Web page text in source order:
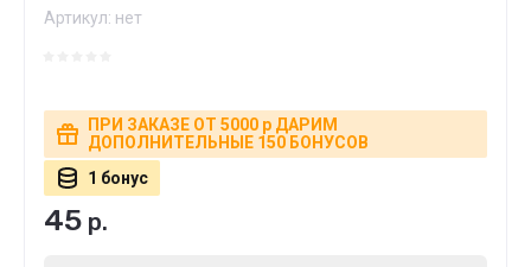
Артикул: нет
ПРИ ЗАКАЗЕ ОТ 5000 р ДАРИМ
ДОПОЛНИТЕЛЬНЫЕ 150 БОНУСОВ
1 бонус
45 р.